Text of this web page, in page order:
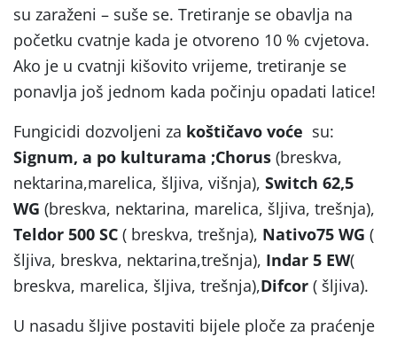
su zaraženi – suše se. Tretiranje se obavlja na
početku cvatnje kada je otvoreno 10 % cvjetova.
Ako je u cvatnji kišovito vrijeme, tretiranje se
ponavlja još jednom kada počinju opadati latice!
Fungicidi dozvoljeni za koštičavo voće su:
Signum, a po kulturama ;Chorus (breskva,
nektarina,marelica, šljiva, višnja), Switch 62,5
WG (breskva, nektarina, marelica, šljiva, trešnja),
Teldor 500 SC ( breskva, trešnja), Nativo75 WG (
šljiva, breskva, nektarina,trešnja), Indar 5 EW(
breskva, marelica, šljiva, trešnja),Difcor ( šljiva).
U nasadu šljive postaviti bijele ploče za praćenje